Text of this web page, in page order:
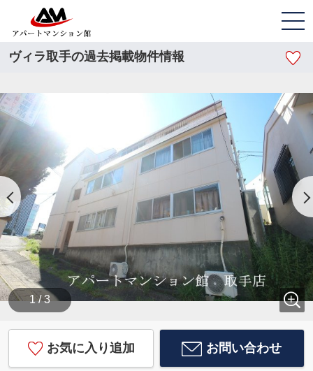
ヴィラ取手の過去掲載物件情報
1 / 3
お気に入り追加 お問い合わせ